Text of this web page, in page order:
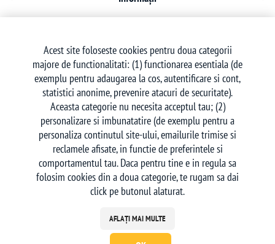
Serviciu clienți
Urmăriți-ne
Acest site foloseste cookies pentru doua categorii
majore de functionalitati: (1) functionarea esentiala (de
exemplu pentru adaugarea la cos, autentificare si cont,
statistici anonime, prevenire atacuri de securitate).
Aceasta categorie nu necesita acceptul tau; (2)
personalizare si imbunatatire (de exemplu pentru a
personaliza continutul site-ului, emailurile trimise si
reclamele afisate, in functie de preferintele si
comportamentul tau. Daca pentru tine e in regula sa
folosim cookies din a doua categorie, te rugam sa dai
click pe butonul alaturat.
AFLAȚI MAI MULTE